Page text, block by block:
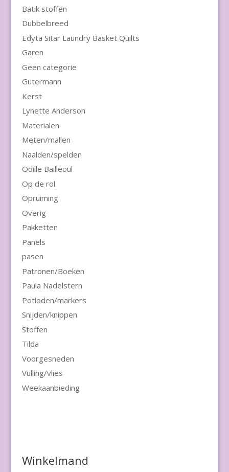
Batik stoffen
Dubbelbreed
Edyta Sitar Laundry Basket Quilts
Garen
Geen categorie
Gutermann
Kerst
Lynette Anderson
Materialen
Meten/mallen
Naalden/spelden
Odille Bailleoul
Op de rol
Opruiming
Overig
Pakketten
Panels
pasen
Patronen/Boeken
Paula Nadelstern
Potloden/markers
Snijden/knippen
Stoffen
Tilda
Voorgesneden
Vulling/vlies
Weekaanbieding
Winkelmand